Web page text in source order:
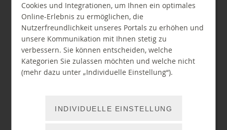
Cookies und Integrationen, um Ihnen ein optimales
Online-Erlebnis zu ermöglichen, die
Nutzerfreundlichkeit unseres Portals zu erhöhen und
unsere Kommunikation mit Ihnen stetig zu
verbessern. Sie können entscheiden, welche
Kategorien Sie zulassen möchten und welche nicht
(mehr dazu unter „Individuelle Einstellung“).
INDIVIDUELLE EINSTELLUNG